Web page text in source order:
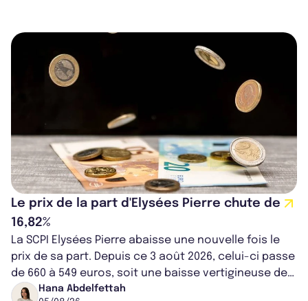
Le prix de la part d'Elysées Pierre chute de
16,82%
La SCPI Elysées Pierre abaisse une nouvelle fois le
prix de sa part. Depuis ce 3 août 2026, celui-ci passe
de 660 à 549 euros, soit une baisse vertigineuse de
16,82%. Cette nouvell...
Hana Abdelfettah